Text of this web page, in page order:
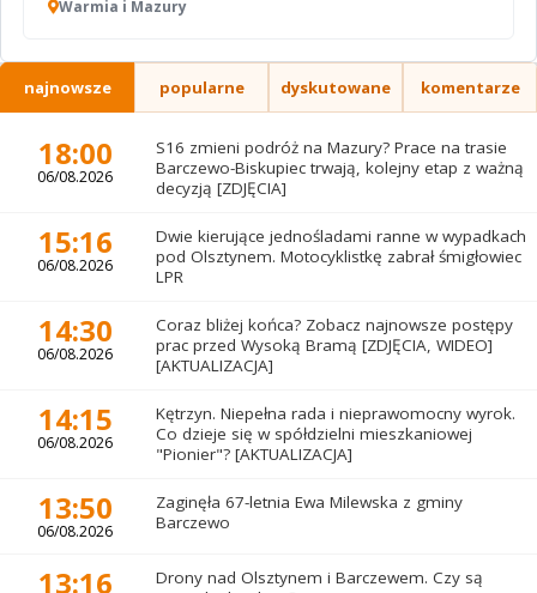
Warmia i Mazury
najnowsze popularne dyskutowane komentarze
18:00
06/08.2026
S16 zmieni podróż na Mazury? Prace na trasie
Barczewo-Biskupiec trwają, kolejny etap z ważną
decyzją [ZDJĘCIA]
15:16
06/08.2026
Dwie kierujące jednośladami ranne w wypadkach
pod Olsztynem. Motocyklistkę zabrał śmigłowiec
LPR
14:30
06/08.2026
Coraz bliżej końca? Zobacz najnowsze postępy
prac przed Wysoką Bramą [ZDJĘCIA, WIDEO]
[AKTUALIZACJA]
14:15
06/08.2026
Kętrzyn. Niepełna rada i nieprawomocny wyrok.
Co dzieje się w spółdzielni mieszkaniowej
"Pionier"? [AKTUALIZACJA]
13:50
06/08.2026
Zaginęła 67-letnia Ewa Milewska z gminy
Barczewo
13:16
Drony nad Olsztynem i Barczewem. Czy są